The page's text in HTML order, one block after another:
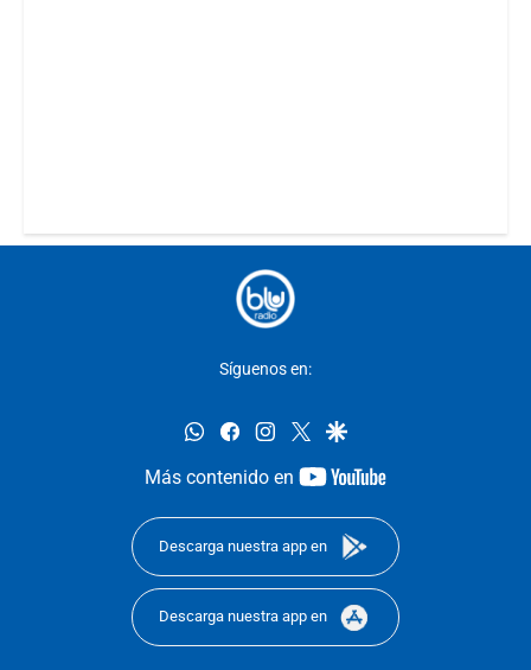
Síguenos en:
whatsappfacebookinstagram
twittergoogle
Más contenido en
youtube-
Descarga nuestra app en
Descarga nuestra app en